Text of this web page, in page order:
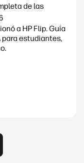
de las
a HP Flip. Guía
estudiantes,